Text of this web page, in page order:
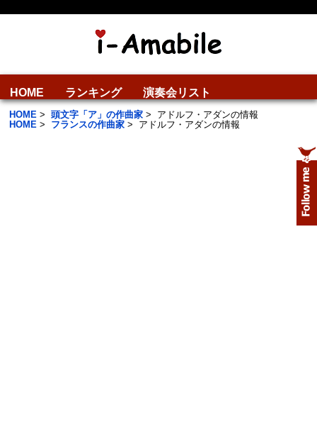
HOME ランキング 演奏会リスト
HOME > 頭文字「ア」の作曲家 > アドルフ・アダンの情報
HOME > フランスの作曲家 > アドルフ・アダンの情報